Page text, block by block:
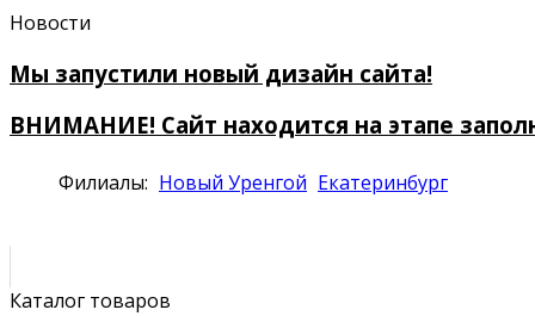
Новости
Мы запустили новый дизайн сайта!
ВНИМАНИЕ! Сайт находится на этапе
Филиалы: Новый Уренгой Екатеринбург
Каталог товаров